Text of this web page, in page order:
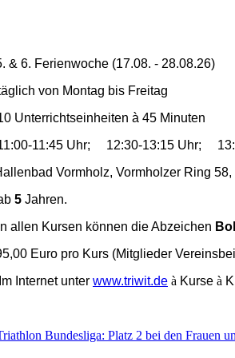
& 6. Ferienwoche (17.08. - 28.08.26)
Montag bis Freitag
Unterrichtseinheiten à 45 Minuten
Uhr; 12:30-13:15 Uhr;
Vormholz, Vormholzer Ring
5 Jahren.
Kursen können die Abzeichen
Euro pro Kurs (Mitglieder
unter www.triwit.de à Kurse à
Bundesliga: Platz 2 bei den Frauen